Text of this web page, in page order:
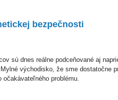
bezpečnosti
sú dnes reálne podceňované aj
východisko, že sme dostatočne
problému.